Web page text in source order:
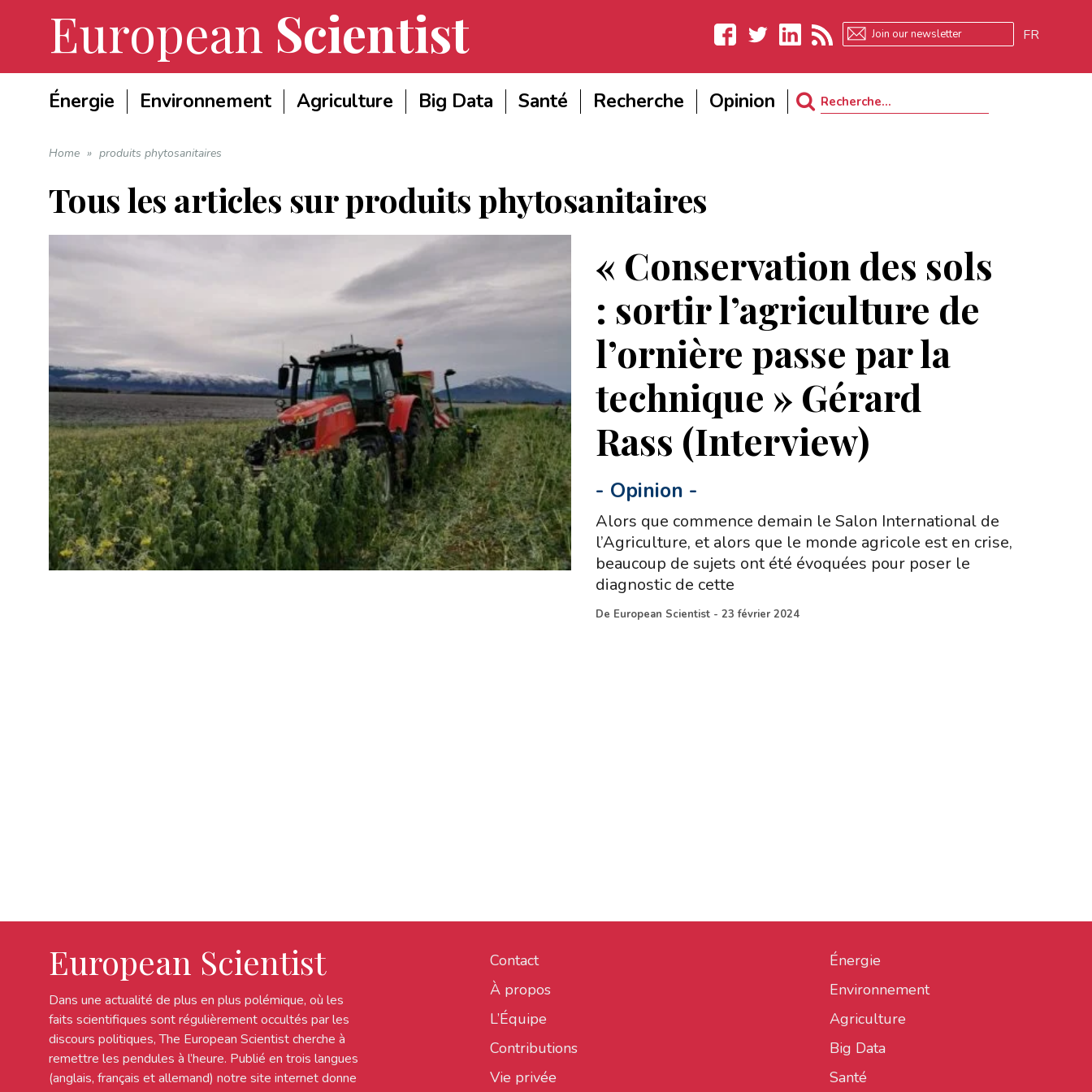
European Scientist
LinkedIn
FR
Énergie Environnement Agriculture Big Data Santé Recherche Opinion
Search
Home » produits phytosanitaires
Tous les articles surproduits phytosanitaires
« Conservation des sols
: sortir l’agriculture de
l’ornière passe par la
technique » Gérard
Rass (Interview)
- Opinion -
Alors que commence demain le Salon International de
l’Agriculture, et alors que le monde agricole est en crise,
beaucoup de sujets ont été évoquées pour poser le
diagnostic de cette
De European Scientist -23 février 2024
European Scientist
Dans une actualité de plus en plus polémique, où les
faits scientifiques sont régulièrement occultés par les
discours politiques, The European Scientist cherche à
remettre les pendules à l’heure. Publié en trois langues
(anglais, français et allemand) notre site internet donne
Contact
À propos
L’Équipe
Contributions
Vie privée
Énergie
Environnement
Agriculture
Big Data
Santé